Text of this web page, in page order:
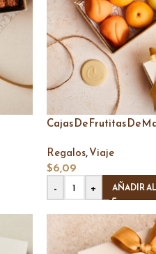
Cajas De Frutitas De
Regalos,Viaje
$6,09
-
+ AÑADIR